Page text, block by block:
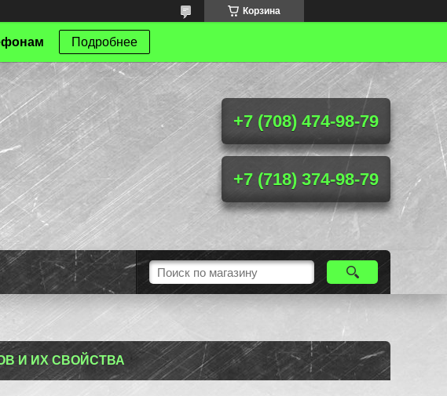
Корзина
Подробнее
+7 (708) 474-98-79
+7 (718) 374-98-79
И ИХ СВОЙСТВА